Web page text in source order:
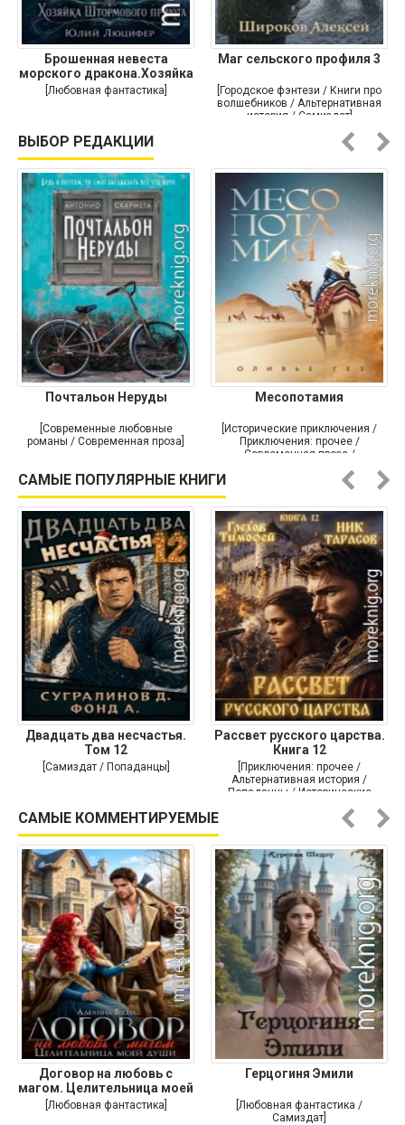
Брошенная невеста
морского дракона.Хозяйка
[Любовная фантастика]
Маг сельского профиля 3
[Городское фэнтези / Книги про
волшебников / Альтернативная
история / Самиздат]
ВЫБОР РЕДАКЦИИ
Почтальон Неруды
[Современные любовные
романы / Современная проза]
Месопотамия
[Исторические приключения /
Приключения: прочее /
Современная проза /
САМЫЕ ПОПУЛЯРНЫЕ КНИГИ
Двадцать два несчастья.
Том 12
[Самиздат / Попаданцы]
Рассвет русского царства.
Книга 12
[Приключения: прочее /
Альтернативная история /
Попаданцы / Исторические
САМЫЕ КОММЕНТИРУЕМЫЕ
Договор на любовь с
магом. Целительница моей
души
[Любовная фантастика]
Герцогиня Эмили
[Любовная фантастика /
Самиздат]